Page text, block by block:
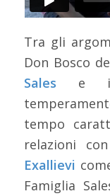
Tra gli
Don Bosco
Sales e in
tempo
relazioni
Exallievi
Famiglia